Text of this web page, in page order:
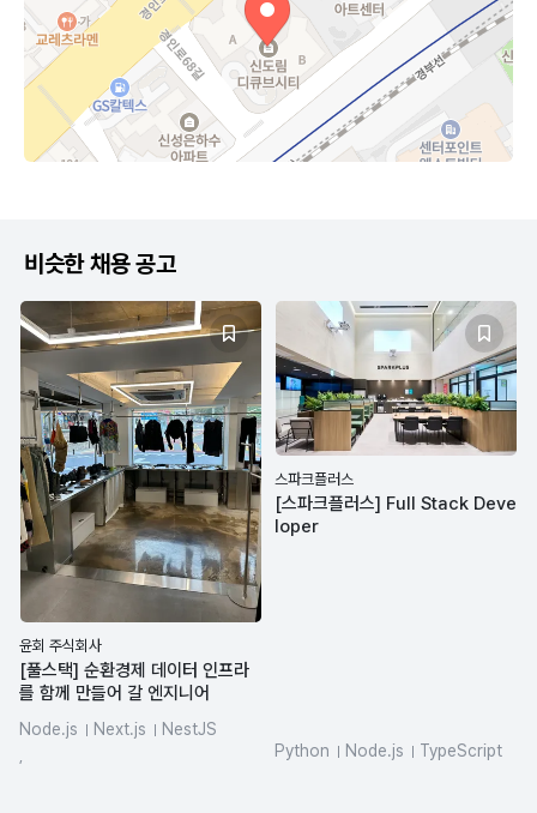
비슷한 채용 공고
윤회 주식회사
[풀스택] 순환경제 데이터 인프라
를 함께 만들어 갈 엔지니어
Node.js Next.js
NestJS
스파크플러스
[스파크플러스] Full Stack Deve
loper
Python Node.js
TypeScript